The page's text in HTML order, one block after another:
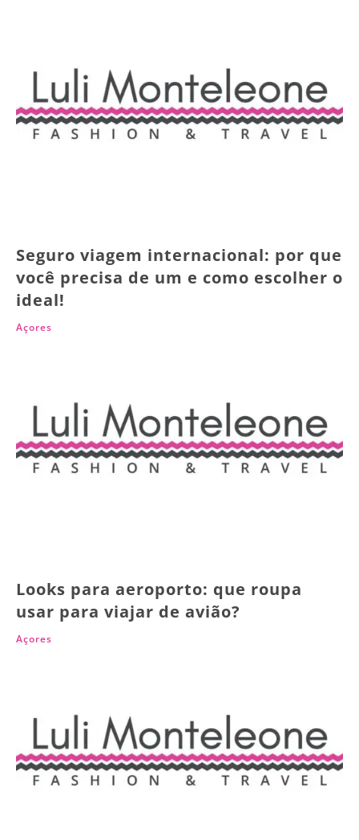
Seguro viagem internacional: por que
você precisa de um e como escolher o
ideal!
Açores
Looks para aeroporto: que roupa
usar para viajar de avião?
Açores